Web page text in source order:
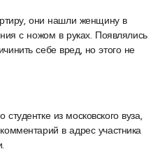
они нашли женщину в
с ножом в руках. Появлялись
себе вред, но этого не
из московского вуза,
в адрес участника